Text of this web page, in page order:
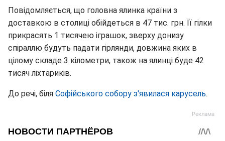
Повідомляється, що головна ялинка країни з
доставкою в столиці обійдеться в 47 тис. грн. Її гілки
прикрасять 1 тисячею іграшок, зверху донизу
спіраллю будуть падати гірлянди, довжина яких в
цілому складе 3 кілометри, також на ялинці буде 42
тисяч ліхтариків.
До речі, біля Софійського собору з'явилася карусель.